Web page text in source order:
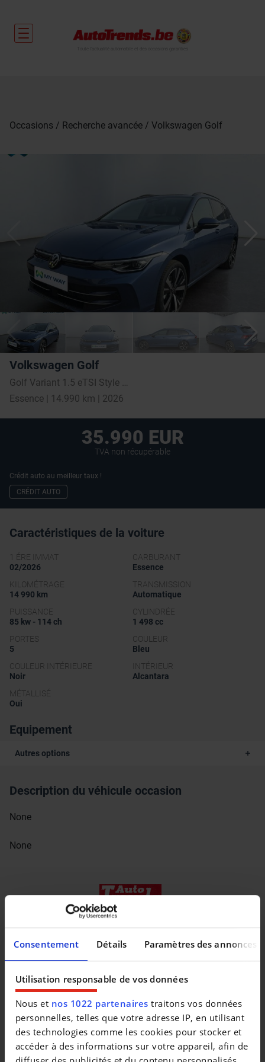
Consentement Détails Paramètres des annonces
Utilisation responsable de vos données
Nous et nos 1022 partenaires traitons vos données
personnelles, telles que votre adresse IP, en utilisant
des technologies comme les cookies pour stocker et
accéder à des informations sur votre appareil, afin de
Occasions Recherche avancée Volkswagen Golf
Volkswagen Golf
Essence | 14.990 km | 2026
35.990 EUR
TVA non récupérable
Crédit auto au meilleur taux !
CRÉDIT AUTO
Caractéristiques de la voiture
1 ÉRE IMMAT
02/2026
CARBURANT
Essence
KILOMÉTRAGE
14 990 km
TRANSMISSION
Automatique
PUISSANCE
85 kw - 114 ch
CYLINDRÉE
1 498 cc
PORTES
5
COULEUR
Bleu
COULEUR INTÉRIEURE
Noir
INTÉRIEUR
Alcantara
MÉTALLISÉ
Oui
Equipement
Autres options
Description du véhicule occasion
None
None
Véhicules similaires